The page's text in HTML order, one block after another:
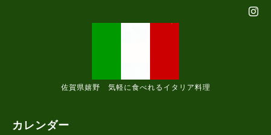
佐賀県嬉野 気軽に食べれるイタリア料理
カレンダー